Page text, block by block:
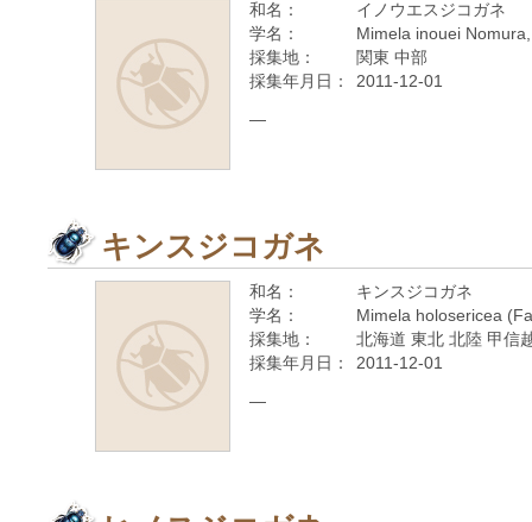
和名：
イノウエスジコガネ
学名：
Mimela inouei
採集地：
関東 中部
採集年月日：
2011-12-01
—
キンスジコガネ
和名：
キンスジコガネ
学名：
Mimela holosericea
採集地：
北海道 東北 北陸 甲信
採集年月日：
2011-12-01
—